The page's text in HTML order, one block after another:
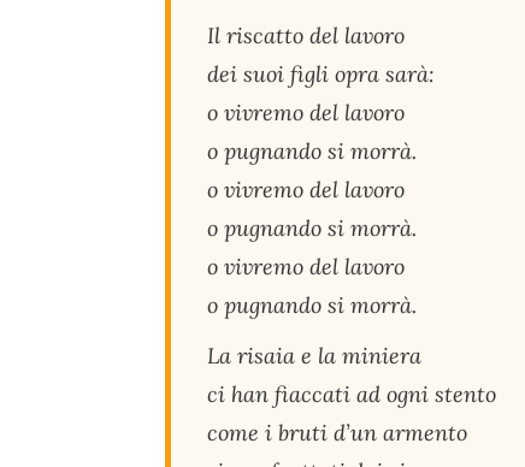
Il riscatto del lavoro
dei suoi figli opra sarà:
o vivremo del lavoro
o pugnando si morrà.
o vivremo del lavoro
o pugnando si morrà.
o vivremo del lavoro
o pugnando si morrà.
La risaia e la miniera
ci han fiaccati ad ogni stento
come i bruti d’un armento